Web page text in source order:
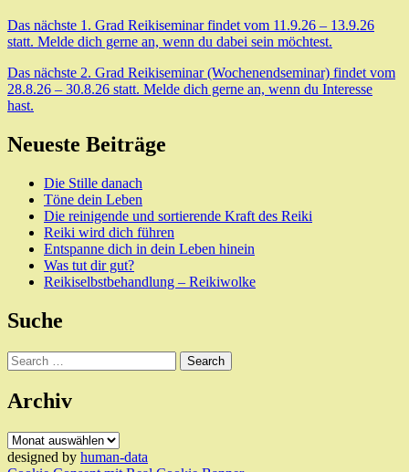
Das nächste 1. Grad Reikiseminar findet vom 11.9.26 – 13.9.26
statt. Melde dich gerne an, wenn du dabei sein möchtest.
Das nächste 2. Grad Reikiseminar (Wochenendseminar) findet vom
28.8.26 – 30.8.26 statt. Melde dich gerne an, wenn du Interesse
hast.
Neueste Beiträge
Die Stille danach
Töne dein Leben
Die reinigende und sortierende Kraft des Reiki
Reiki wird dich führen
Entspanne dich in dein Leben hinein
Was tut dir gut?
Reikiselbstbehandlung – Reikiwolke
Suche
Search
Archiv
Archiv
designed by human-data